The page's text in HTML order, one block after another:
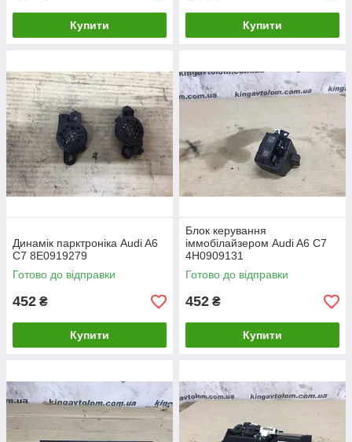
Купити Купити
Динамік парктроніка Audi A6
C7 8E0919279
Готово до відправки
452 ₴
Купити
Блок керування
іммобілайзером Audi A6 C7
4H0909131
Готово до відправки
452 ₴
Купити